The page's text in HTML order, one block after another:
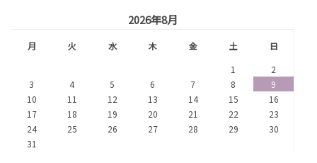
2026年8月
月 火 水 木 金 土
日
1
2
3
4 5 6 7 8
9
10
11 12 13 14 15
16
17
18 19 20 21 22
23
24
25 26 27 28 29
30
31